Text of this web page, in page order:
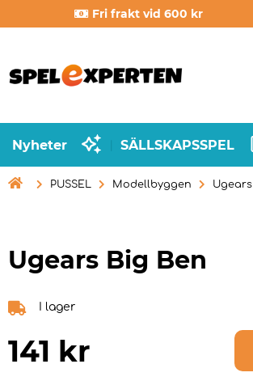
Fri frakt vid 600 kr
Nyheter SÄLLSKAPSSPEL
 PUSSEL Modellbyggen Ugears
Ugears Big Ben
I lager
141 kr